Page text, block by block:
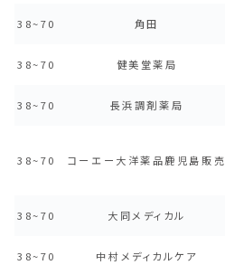
38~70 角田
38~70 健美堂薬局
38~70 長浜調剤薬局
38~70 コーエー大洋薬品鹿児島販売
38~70 大同メディカル
38~70 中村メディカルケア